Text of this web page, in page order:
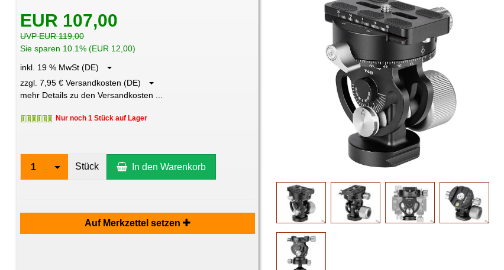
EUR 107,00
UVP EUR 119,00
Sie sparen 10.1% (EUR 12,00)
inkl. 19 % MwSt (DE)
zzgl. 7,95 € Versandkosten (DE)
mehr Details zu den Versandkosten ...
Nur noch 1 Stück auf Lager
1 Stück In den Warenkorb
Auf Merkzettel setzen